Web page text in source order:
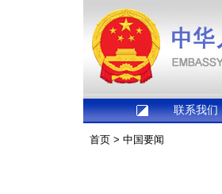
联系我们
首页 > 中国要闻